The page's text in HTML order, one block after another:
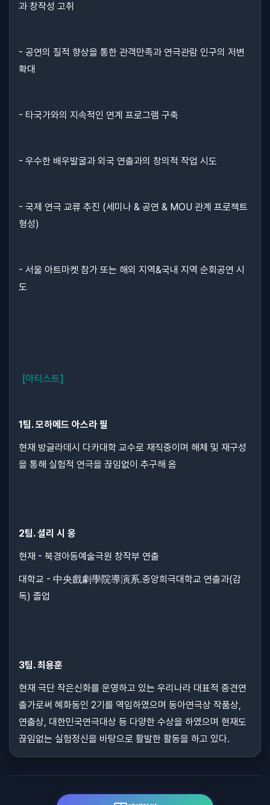
과 창작성 고취
- 공연의 질적 향상을 통한 관객만족과 연극관람 인구의 저변
확대
- 타국가와의 지속적인 연계 프로그램 구축
- 우수한 배우발굴과 외국 연출과의 창의적 작업 시도
- 국제 연극 교류 추진 (세미나 & 공연 & MOU 관계 프로젝트
형성)
- 서울 아트마켓 참가 또는 해외 지역&국내 지역 순회공연 시
도
[아티스트]
1팀. 모하메드 아스라 필
현재 방글라데시 다카대학 교수로 재직중이며 해체 및 재구성
을 통해 실험적 연극을 끊임없이 추구해 옴
2팀. 셜리 시 옹
현재 - 북경아동예술극원 창작부 연출
대학교 - 中央戲劇學院導演系.중앙희극대학교 연출과(감
독) 졸업
3팀. 최용훈
현재 극단 작은신화를 운영하고 있는 우리나라 대표적 중견연
출가로써 혜화동인 2기를 역임하였으며 동아연극상 작품상,
연출상, 대한민국연극대상 등 다양한 수상을 하였으며 현재도
끊임없는 실험정신을 바탕으로 활발한 활동을 하고 있다.